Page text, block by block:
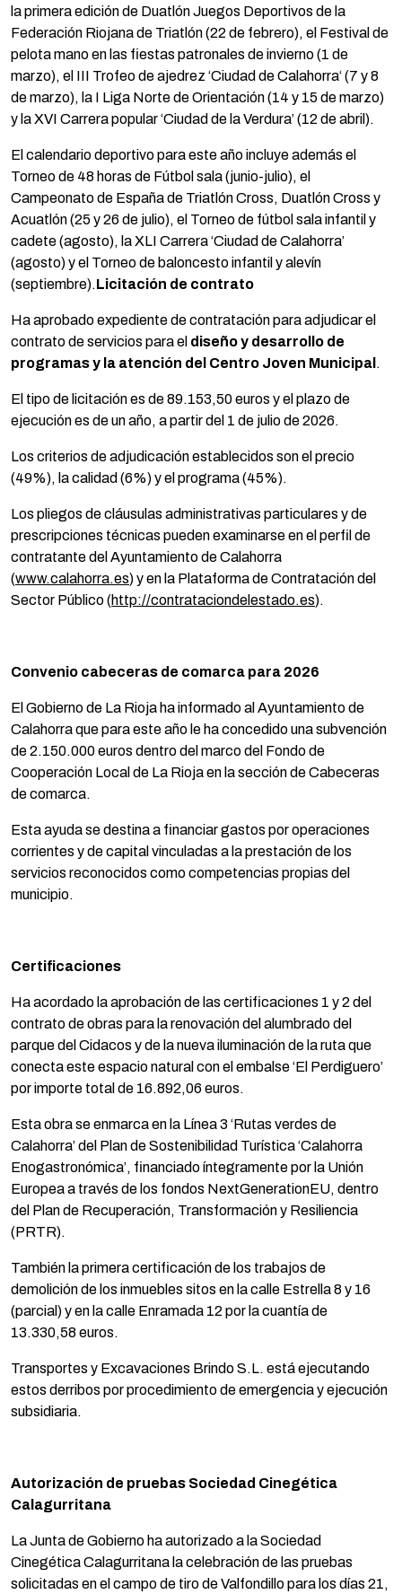
la primera edición de Duatlón Juegos Deportivos de la
Federación Riojana de Triatlón (22 de febrero), el Festival de
pelota mano en las fiestas patronales de invierno (1 de
marzo), el III Trofeo de ajedrez ‘Ciudad de Calahorra‘ (7 y 8
de marzo), la I Liga Norte de Orientación (14 y 15 de marzo)
y la XVI Carrera popular ‘Ciudad de la Verdura’ (12 de abril).
El calendario deportivo para este año incluye además el
Torneo de 48 horas de Fútbol sala (junio-julio), el
Campeonato de España de Triatlón Cross, Duatlón Cross y
Acuatlón (25 y 26 de julio), el Torneo de fútbol sala infantil y
cadete (agosto), la XLI Carrera ‘Ciudad de Calahorra’
(agosto) y el Torneo de baloncesto infantil y alevín
(septiembre).Licitación de contrato
Ha aprobado expediente de contratación para adjudicar el
contrato de servicios para el diseño y desarrollo de
programas y la atención del Centro Joven Municipal .
El tipo de licitación es de 89.153,50 euros y el plazo de
ejecución es de un año, a partir del 1 de julio de 2026.
Los criterios de adjudicación establecidos son el precio
(49%), la calidad (6%) y el programa (45%).
Los pliegos de cláusulas administrativas particulares y de
prescripciones técnicas pueden examinarse en el perfil de
contratante del Ayuntamiento de Calahorra
(www.calahorra.es) y en la Plataforma de Contratación del
Sector Público (http://contrataciondelestado.es).
Convenio cabeceras de comarca para 2026
El Gobierno de La Rioja ha informado al Ayuntamiento de
Calahorra que para este año le ha concedido una subvención
de 2.150.000 euros dentro del marco del Fondo de
Cooperación Local de La Rioja en la sección de Cabeceras
de comarca.
Esta ayuda se destina a financiar gastos por operaciones
corrientes y de capital vinculadas a la prestación de los
servicios reconocidos como competencias propias del
municipio.
Certificaciones
Ha acordado la aprobación de las certificaciones 1 y 2 del
contrato de obras para la renovación del alumbrado del
parque del Cidacos y de la nueva iluminación de la ruta que
conecta este espacio natural con el embalse ‘El Perdiguero’
por importe total de 16.892,06 euros.
Esta obra se enmarca en la Línea 3 ‘Rutas verdes de
Calahorra’ del Plan de Sostenibilidad Turística ‘Calahorra
Enogastronómica’, financiado íntegramente por la Unión
Europea a través de los fondos NextGenerationEU, dentro
del Plan de Recuperación, Transformación y Resiliencia
(PRTR).
También la primera certificación de los trabajos de
demolición de los inmuebles sitos en la calle Estrella 8 y 16
(parcial) y en la calle Enramada 12 por la cuantía de
13.330,58 euros.
Transportes y Excavaciones Brindo S.L. está ejecutando
estos derribos por procedimiento de emergencia y ejecución
subsidiaria.
Autorización de pruebas Sociedad Cinegética
Calagurritana
La Junta de Gobierno ha autorizado a la Sociedad
Cinegética Calagurritana la celebración de las pruebas
solicitadas en el campo de tiro de Valfondillo para los días 21,